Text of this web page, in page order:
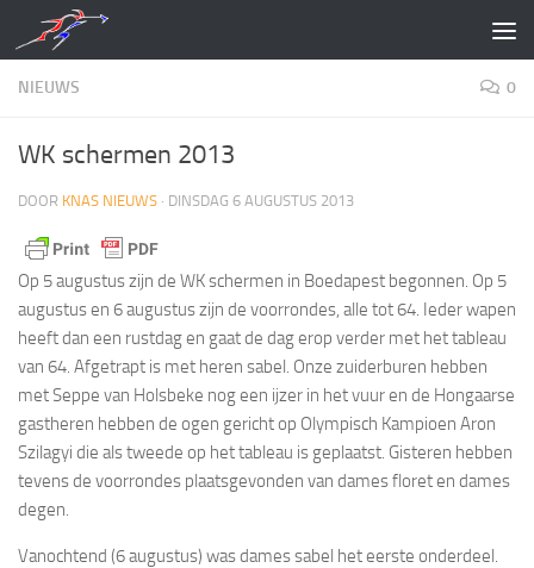
Doorgaan naar inhoud
NIEUWS 0
WK schermen 2013
DOOR KNAS NIEUWS · DINSDAG 6 AUGUSTUS 2013
Op 5 augustus zijn de WK schermen in Boedapest begonnen. Op 5
augustus en 6 augustus zijn de voorrondes, alle tot 64. Ieder wapen
heeft dan een rustdag en gaat de dag erop verder met het tableau
van 64. Afgetrapt is met heren sabel. Onze zuiderburen hebben
met Seppe van Holsbeke nog een ijzer in het vuur en de Hongaarse
gastheren hebben de ogen gericht op Olympisch Kampioen Aron
Szilagyi die als tweede op het tableau is geplaatst. Gisteren hebben
tevens de voorrondes plaatsgevonden van dames floret en dames
degen.
Vanochtend (6 augustus) was dames sabel het eerste onderdeel.